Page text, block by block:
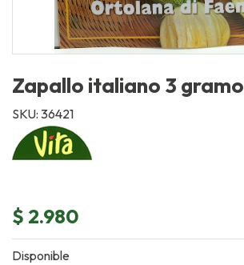
Zapallo italiano 3
SKU: 36421
$ 2.980
Disponible